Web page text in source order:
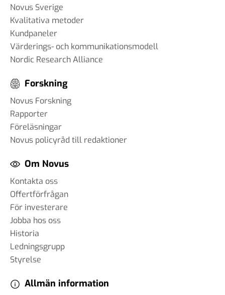
Novus Sverige
Kvalitativa metoder
Kundpaneler
Värderings- och kommunikationsmodell
Nordic Research Alliance
Forskning
Novus Forskning
Rapporter
Föreläsningar
Novus policyråd till redaktioner
Om Novus
Kontakta oss
Offertförfrågan
För investerare
Jobba hos oss
Historia
Ledningsgrupp
Styrelse
Allmän information